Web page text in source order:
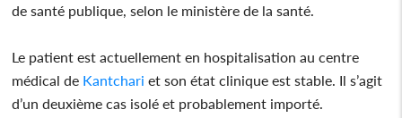
de santé publique, selon le ministère de la santé.
Le patient est actuellement en hospitalisation au centre
médical de Kantchari et son état clinique est stable. Il s’agit
d’un deuxième cas isolé et probablement importé.